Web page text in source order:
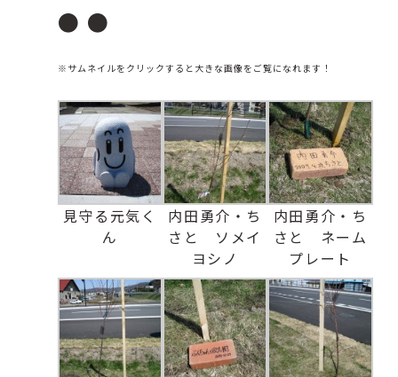
● ●
※サムネイルをクリックすると大きな画像をご覧になれます！
見守る元気く
ん
内田勇介・ち
さと ソメイ
ヨシノ
内田勇介・ち
さと ネーム
プレート